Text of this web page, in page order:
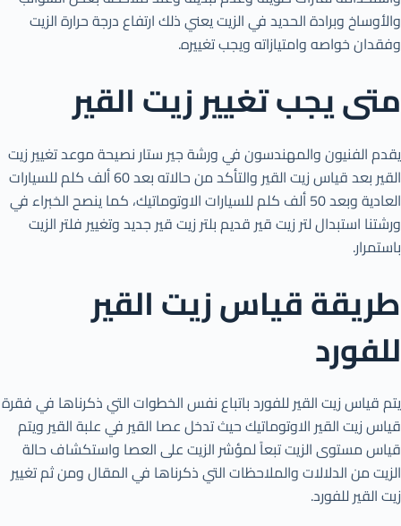
والأوساخ وبرادة الحديد في الزيت يعني ذلك ارتفاع درجة حرارة الزيت
وفقدان خواصه وامتيازاته ويجب تغييره.
متى يجب تغيير زيت القير
يقدم الفنيون والمهندسون في ورشة جير ستار نصيحة موعد تغيير زيت
القير بعد قياس زيت القير والتأكد من حالاته بعد 60 ألف كلم للسيارات
العادية وبعد 50 ألف كلم للسيارات الاوتوماتيك، كما ينصح الخبراء في
ورشتنا استبدال لتر زيت قير قديم بلتر زيت قير جديد وتغيير فلتر الزيت
باستمرار.
طريقة قياس زيت القير
للفورد
يتم قياس زيت القير للفورد باتباع نفس الخطوات التي ذكرناها في فقرة
قياس زيت القير الاوتوماتيك حيث تدخل عصا القير في علبة القير ويتم
قياس مستوى الزيت تبعاً لمؤشر الزيت على العصا واستكشاف حالة
الزيت من الدلالات والملاحظات التي ذكرناها في المقال ومن ثم تغيير
زيت القير للفورد.